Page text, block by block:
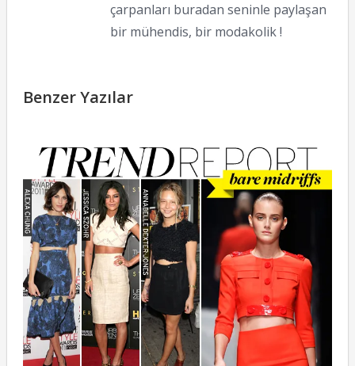
çarpanları buradan seninle paylaşan
bir mühendis, bir modakolik !
Benzer Yazılar